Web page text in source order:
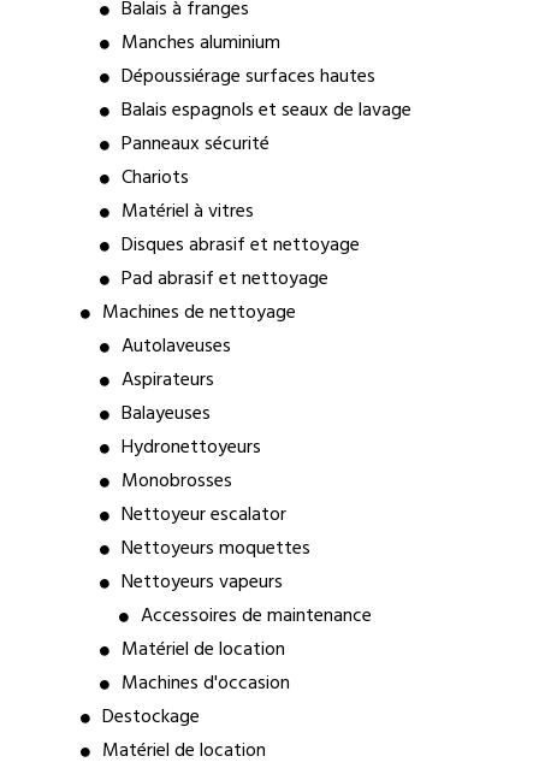
Balais à franges
Manches aluminium
Dépoussiérage surfaces hautes
Balais espagnols et seaux de lavage
Panneaux sécurité
Chariots
Matériel à vitres
Disques abrasif et nettoyage
Pad abrasif et nettoyage
Machines de nettoyage
Autolaveuses
Aspirateurs
Balayeuses
Hydronettoyeurs
Monobrosses
Nettoyeur escalator
Nettoyeurs moquettes
Nettoyeurs vapeurs
Accessoires de maintenance
Matériel de location
Machines d'occasion
Destockage
Matériel de location